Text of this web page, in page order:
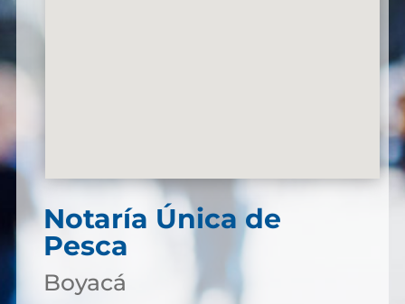
Notaría Única de
Pesca
Boyacá